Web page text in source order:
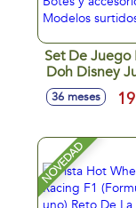
Set De Juego
Doh Disney
On-The-Go
o
Modelos
36 meses
NOVEDAD